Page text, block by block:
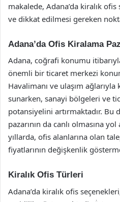
makalede, Adana’da kiralık
ve dikkat edilmesi gereken
Adana’da Ofis Kiralama
Adana, coğrafi konumu
önemli bir ticaret merkezi
Havalimanı ve ulaşım
sunarken, sanayi bölgeleri ve
potansiyelini artırmaktadır. Bu
pazarının da canlı olmasına
yıllarda, ofis alanlarına olan
fiyatlarının değişkenlik
Kiralık Ofis Türleri
Adana’da kiralık ofis